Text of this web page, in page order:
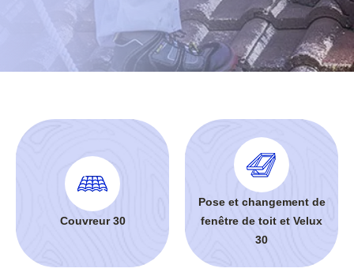
Couvreur 30
Pose et changement de
fenêtre de toit et Velux
30